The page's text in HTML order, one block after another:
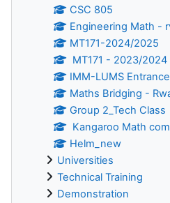
CSC 805
Engineering Math -
MT171-2024/2025
MT171 - 2023/2024
IMM-LUMS
Maths Bridging -
Group 2_Tech Class
Kangaroo Math
Helm_new
Universities
Technical Training
Demonstration